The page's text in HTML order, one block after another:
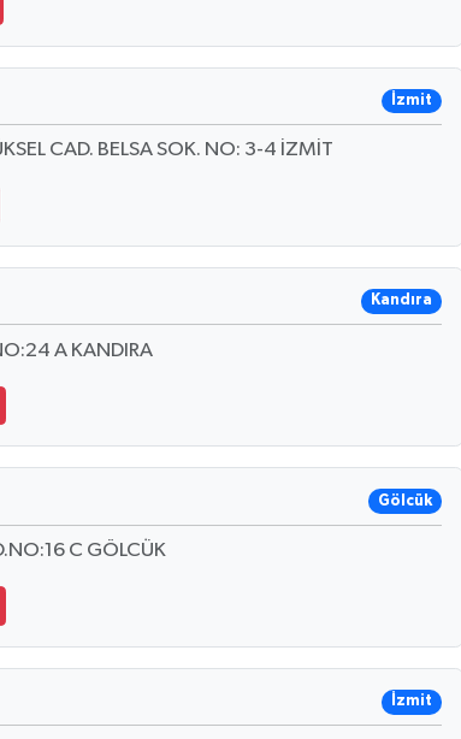
İzmit
CAD. BELSA SOK. NO: 3-4 İZMİT
Kandıra
A KANDIRA
Gölcük
C GÖLCÜK
İzmit